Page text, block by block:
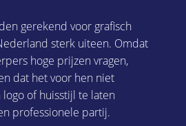
gerekend voor grafisch
sterk uiteen. Omdat
hoge prijzen vragen,
dat het voor hen niet
of huisstijl te laten
professionele partij.